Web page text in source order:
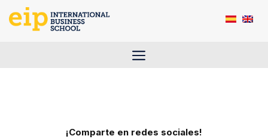
Saltar
Menú
¡Comparte en redes sociales!